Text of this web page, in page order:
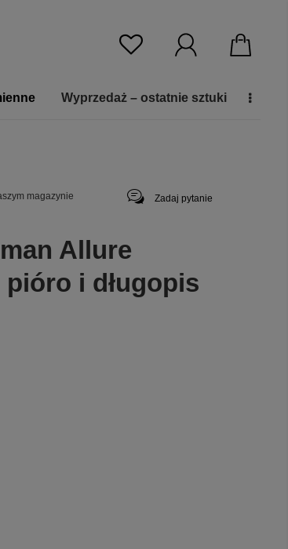
Wyprzedaż – ostatnie sztuki
magazynie Zadaj pytanie
Allure
i długopis